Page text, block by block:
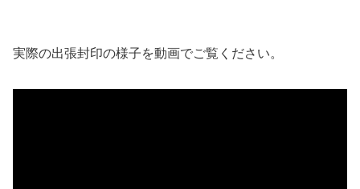
実際の出張封印の様子を動画でご覧ください。